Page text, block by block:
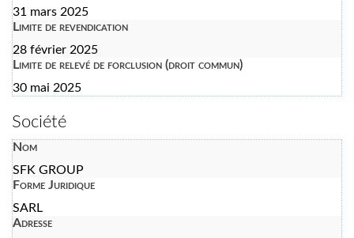
31 mars 2025
Limite de revendication
28 février 2025
Limite de relevé de forclusion (droit commun)
30 mai 2025
Société
Nom
SFK GROUP
Forme Juridique
SARL
Adresse